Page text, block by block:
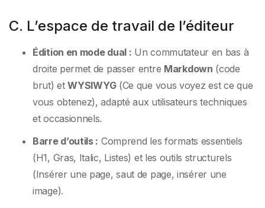
C. L’espace de travail de l’éditeur
Édition en mode dual : Un commutateur en bas à
droite permet de passer entre Markdown (code
brut) etWYSIWYG(Ce que vous voyez est ce que
vous obtenez), adapté aux utilisateurs techniques
et occasionnels.
Barre d’outils : Comprend les formats essentiels
(H1, Gras, Italic, Listes) et les outils structurels
(Insérer une page, saut de page, insérer une
image).